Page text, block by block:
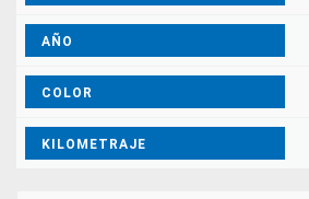
AÑO
COLOR
KILOMETRAJE